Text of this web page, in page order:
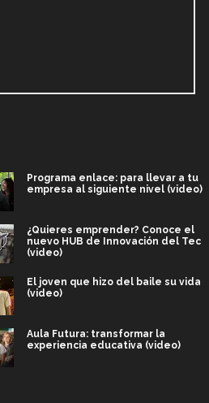
Programa enlace: para llevar a tu
empresa al siguiente nivel (video)
¿Quieres emprender? Conoce el
nuevo HUB de Innovación del Tec
(video)
El joven que hizo del baile su vida
(video)
Aula Futura: transformar la
experiencia educativa (video)